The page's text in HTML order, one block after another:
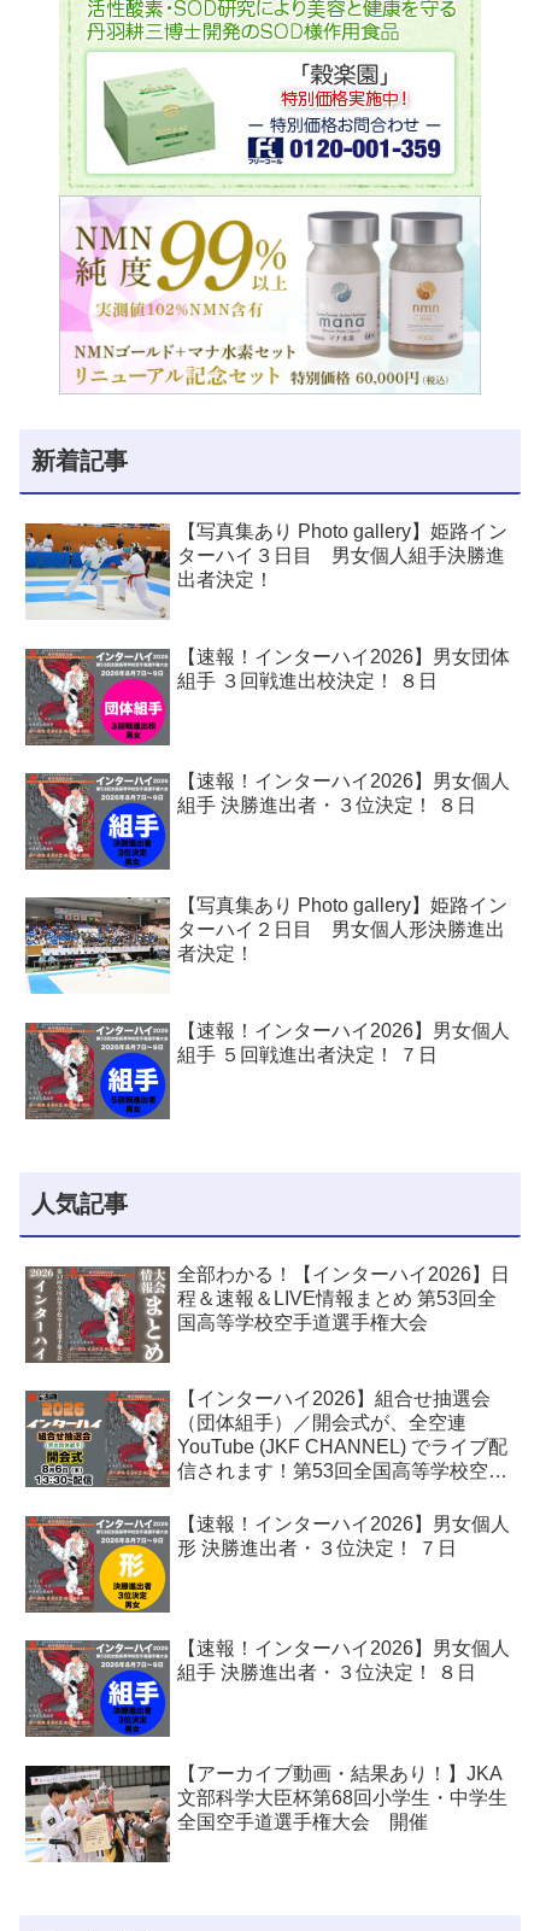
新着記事
【写真集あり Photo gallery】姫路イン
ターハイ３日目 男女個人組手決勝進
出者決定！
【速報！インターハイ2026】男女団体
組手 ３回戦進出校決定！ ８日
【速報！インターハイ2026】男女個人
組手 決勝進出者・３位決定！ ８日
【写真集あり Photo gallery】姫路イン
ターハイ２日目 男女個人形決勝進出
者決定！
【速報！インターハイ2026】男女個人
組手 ５回戦進出者決定！ ７日
人気記事
全部わかる！【インターハイ2026】日
程＆速報＆LIVE情報まとめ 第53回全
国高等学校空手道選手権大会
【インターハイ2026】組合せ抽選会
（団体組手）／開会式が、全空連
YouTube (JKF CHANNEL) でライブ配
信されます！第53回全国高等学校空手
【速報！インターハイ2026】男女個人
形 決勝進出者・３位決定！ ７日
【速報！インターハイ2026】男女個人
組手 決勝進出者・３位決定！ ８日
【アーカイブ動画・結果あり！】JKA
文部科学大臣杯第68回小学生・中学生
全国空手道選手権大会 開催